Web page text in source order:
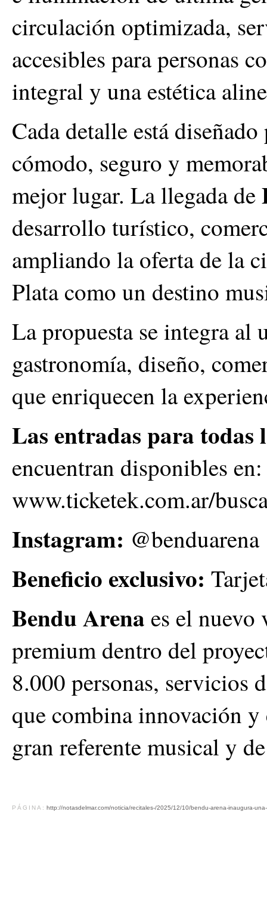
circulación optimizada,
accesibles para personas
integral y una estética
Cada detalle está
cómodo, seguro y
mejor lugar. La llegada de
desarrollo turístico,
ampliando la oferta de la
Plata como un destino
La propuesta se integra
gastronomía, diseño,
que enriquecen la
Las entradas para todas
encuentran disponibles
www.ticketek.com.ar/
Instagram:
Beneficio exclusivo:
Bendu Arena es el nuevo
premium dentro del
8.000 personas, servicios
que combina innovación
gran referente musical y
PÁGINA: http://notasdelmar.com/noticia/recitales-/2025/12/10/bendu-arena-inaugura-